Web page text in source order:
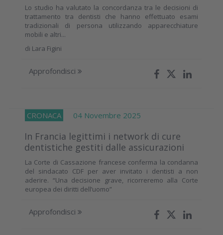
Lo studio ha valutato la concordanza tra le decisioni di
trattamento tra dentisti che hanno effettuato esami
tradizionali di persona utilizzando apparecchiature
mobili e altri...
di Lara Figini
Approfondisci
CRONACA 04 Novembre 2025
In Francia legittimi i network di cure
dentistiche gestiti dalle assicurazioni
La Corte di Cassazione francese conferma la condanna
del sindacato CDF per aver invitato i dentisti a non
aderire. “Una decisione grave, ricorreremo alla Corte
europea dei diritti dell’uomo”
Approfondisci